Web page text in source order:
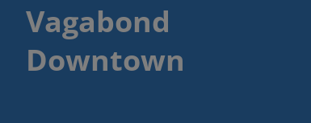
Vagabond
Downtown